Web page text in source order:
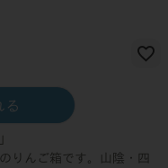
る
りんご箱です。山陰・四